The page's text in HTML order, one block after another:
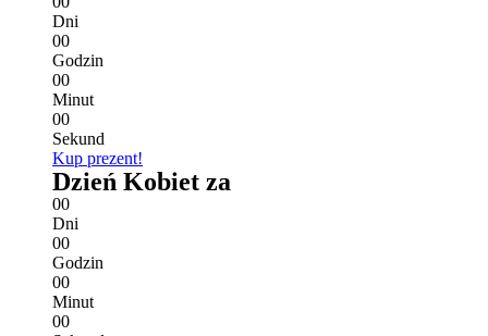
Dni
00
Godzin
00
Minut
00
Sekund
Kup prezent!
Dzień Kobiet za
00
Dni
00
Godzin
00
Minut
00